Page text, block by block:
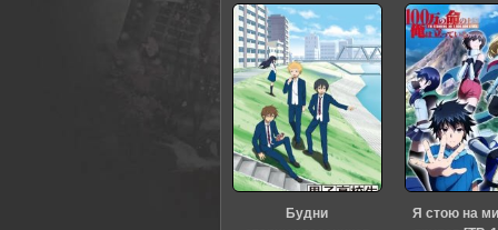
«Евангелиона» (2026)
Будни
Я стою на